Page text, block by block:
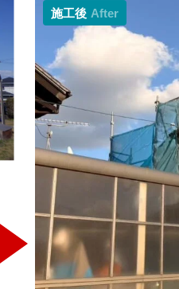
施工後 After